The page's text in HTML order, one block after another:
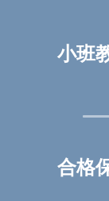
小班
合格